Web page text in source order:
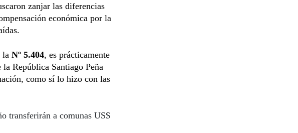
zanjar las diferencias
económica por la
la Nº 5.404, es prácticamente
República Santiago Peña
como sí lo hizo con las
transferirán a comunas US$